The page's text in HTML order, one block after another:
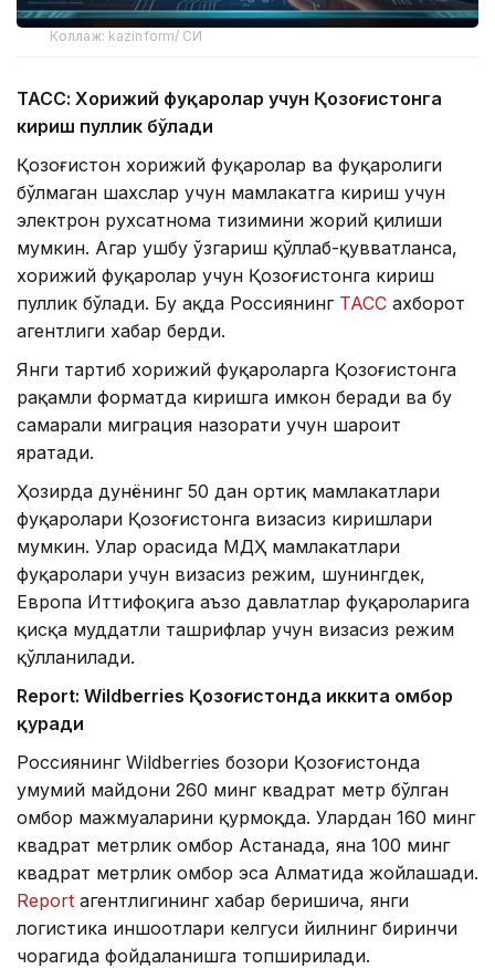
Коллаж: kazinform/ СИ
ТАСС: Хорижий фуқаролар учун Қозоғистонга
кириш пуллик бўлади
Қозоғистон хорижий фуқаролар ва фуқаролиги
бўлмаган шахслар учун мамлакатга кириш учун
электрон рухсатнома тизимини жорий қилиши
мумкин. Агар ушбу ўзгариш қўллаб-қувватланса,
хорижий фуқаролар учун Қозоғистонга кириш
пуллик бўлади. Бу ҳақда Россиянинг ТАСС ахборот
агентлиги хабар берди.
Янги тартиб хорижий фуқароларга Қозоғистонга
рақамли форматда киришга имкон беради ва бу
самарали миграция назорати учун шароит
яратади.
Ҳозирда дунёнинг 50 дан ортиқ мамлакатлари
фуқаролари Қозоғистонга визасиз киришлари
мумкин. Улар орасида МДҲ мамлакатлари
фуқаролари учун визасиз режим, шунингдек,
Европа Иттифоқига аъзо давлатлар фуқароларига
қисқа муддатли ташрифлар учун визасиз режим
қўлланилади.
Report: Wildberries Қозоғистонда иккита омбор
қуради
Россиянинг Wildberries бозори Қозоғистонда
умумий майдони 260 минг квадрат метр бўлган
омбор мажмуаларини қурмоқда. Улардан 160 минг
квадрат метрлик омбор Астанада, яна 100 минг
квадрат метрлик омбор эса Алматида жойлашади.
Report агентлигининг хабар беришича, янги
логистика иншоотлари келгуси йилнинг биринчи
чорагида фойдаланишга топширилади.